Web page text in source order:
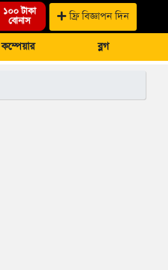
১০০ টাকা
বোনাস ফ্রি বিজ্ঞাপন দিন
কম্পেয়ার ব্লগ